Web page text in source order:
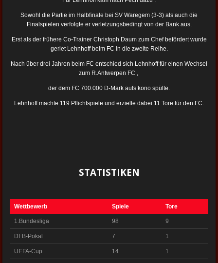
Sowohl die Partie im Halbfinale bei SV Waregem (3-3) als auch die
Finalspielen verfolgte er verletzungsbedingt von der Bank aus.
Erst als der frühere Co-Trainer Christoph Daum zum Chef befördert wurde
geriet Lehnhoff beim FC in die zweite Reihe.
Nach über drei Jahren beim FC entschied sich Lehnhoff für einen Wechsel
zum R.Antwerpen FC ,
der dem FC 700.000 D-Mark aufs kono spülte.
Lehnhoff machte 119 Pflichtspiele und erzielte dabei 11 Tore für den FC.
STATISTIKEN
Wettbewerb Spiele Tore
1.Bundesliga 98 9
DFB-Pokal 7 1
UEFA-Cup 14 1